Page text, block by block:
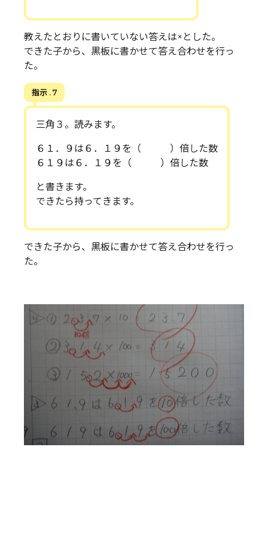
教えたとおりに書いていない答えは×とした。
できた子から、黒板に書かせて答え合わせを行っ
た。
指示 . 7
三角３。読みます。
６１．９は６．１９を（ ）倍した数
６１９は６．１９を（ ）倍した数
と書きます。
できたら持ってきます。
できた子から、黒板に書かせて答え合わせを行っ
た。